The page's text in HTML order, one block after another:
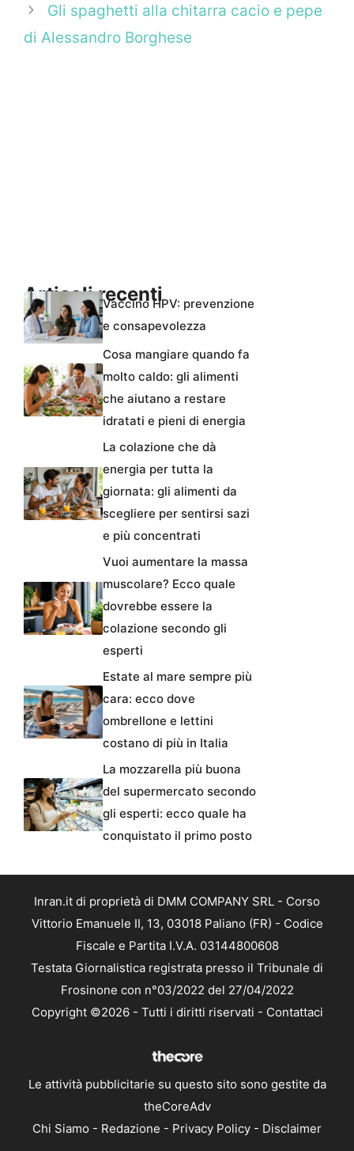
Gli spaghetti alla chitarra cacio e pepe
di Alessandro Borghese
Articoli recentiVaccino HPV: prevenzione
e consapevolezza
Cosa mangiare quando fa
molto caldo: gli alimenti
che aiutano a restare
idratati e pieni di energia
La colazione che dà
energia per tutta la
giornata: gli alimenti da
scegliere per sentirsi sazi
e più concentrati
Vuoi aumentare la massa
muscolare? Ecco quale
dovrebbe essere la
colazione secondo gli
esperti
Estate al mare sempre più
cara: ecco dove
ombrellone e lettini
costano di più in Italia
La mozzarella più buona
del supermercato secondo
gli esperti: ecco quale ha
conquistato il primo posto
Inran.it di proprietà di DMM COMPANY SRL - Corso
Vittorio Emanuele II, 13, 03018 Paliano (FR) - Codice
Fiscale e Partita I.V.A. 03144800608
Testata Giornalistica registrata presso il Tribunale di
Frosinone con n°03/2022 del 27/04/2022
Copyright ©2026 - Tutti i diritti riservati - Contattaci
Le attività pubblicitarie su questo sito sono gestite da
theCoreAdv
Chi Siamo - Redazione - Privacy Policy - Disclaimer